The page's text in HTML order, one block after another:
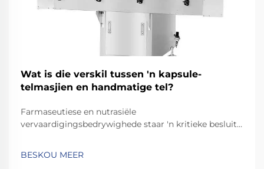
Wat is die verskil tussen 'n kapsule-
telmasjien en handmatige tel?
Farmaseutiese en nutrasiële
vervaardigingsbedrywighede staar 'n kritieke besluit
BESKOU MEER